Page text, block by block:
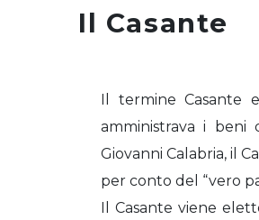
Il Casante
Il termine Casante
amministrava i beni
Giovanni Calabria, il
per conto del “vero
Il Casante viene